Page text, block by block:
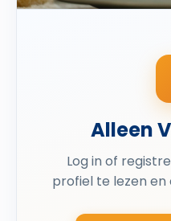
Alleen
Log in of
profiel te lezen